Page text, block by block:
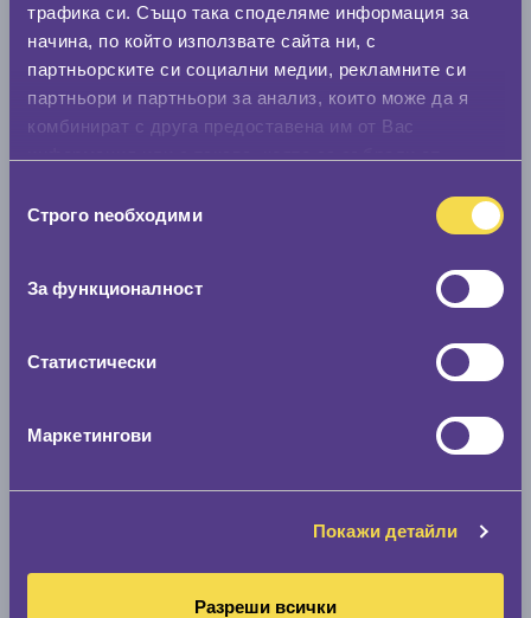
трафика си. Също така споделяме информация за
начина, по който използвате сайта ни, с
партньорските си социални медии, рекламните си
партньори и партньори за анализ, които може да я
комбинират с друга предоставена им от Вас
наСтрого nеобходими
За функционалност
Статистически
Маркетингови
Покажи детайли
Разреши всички